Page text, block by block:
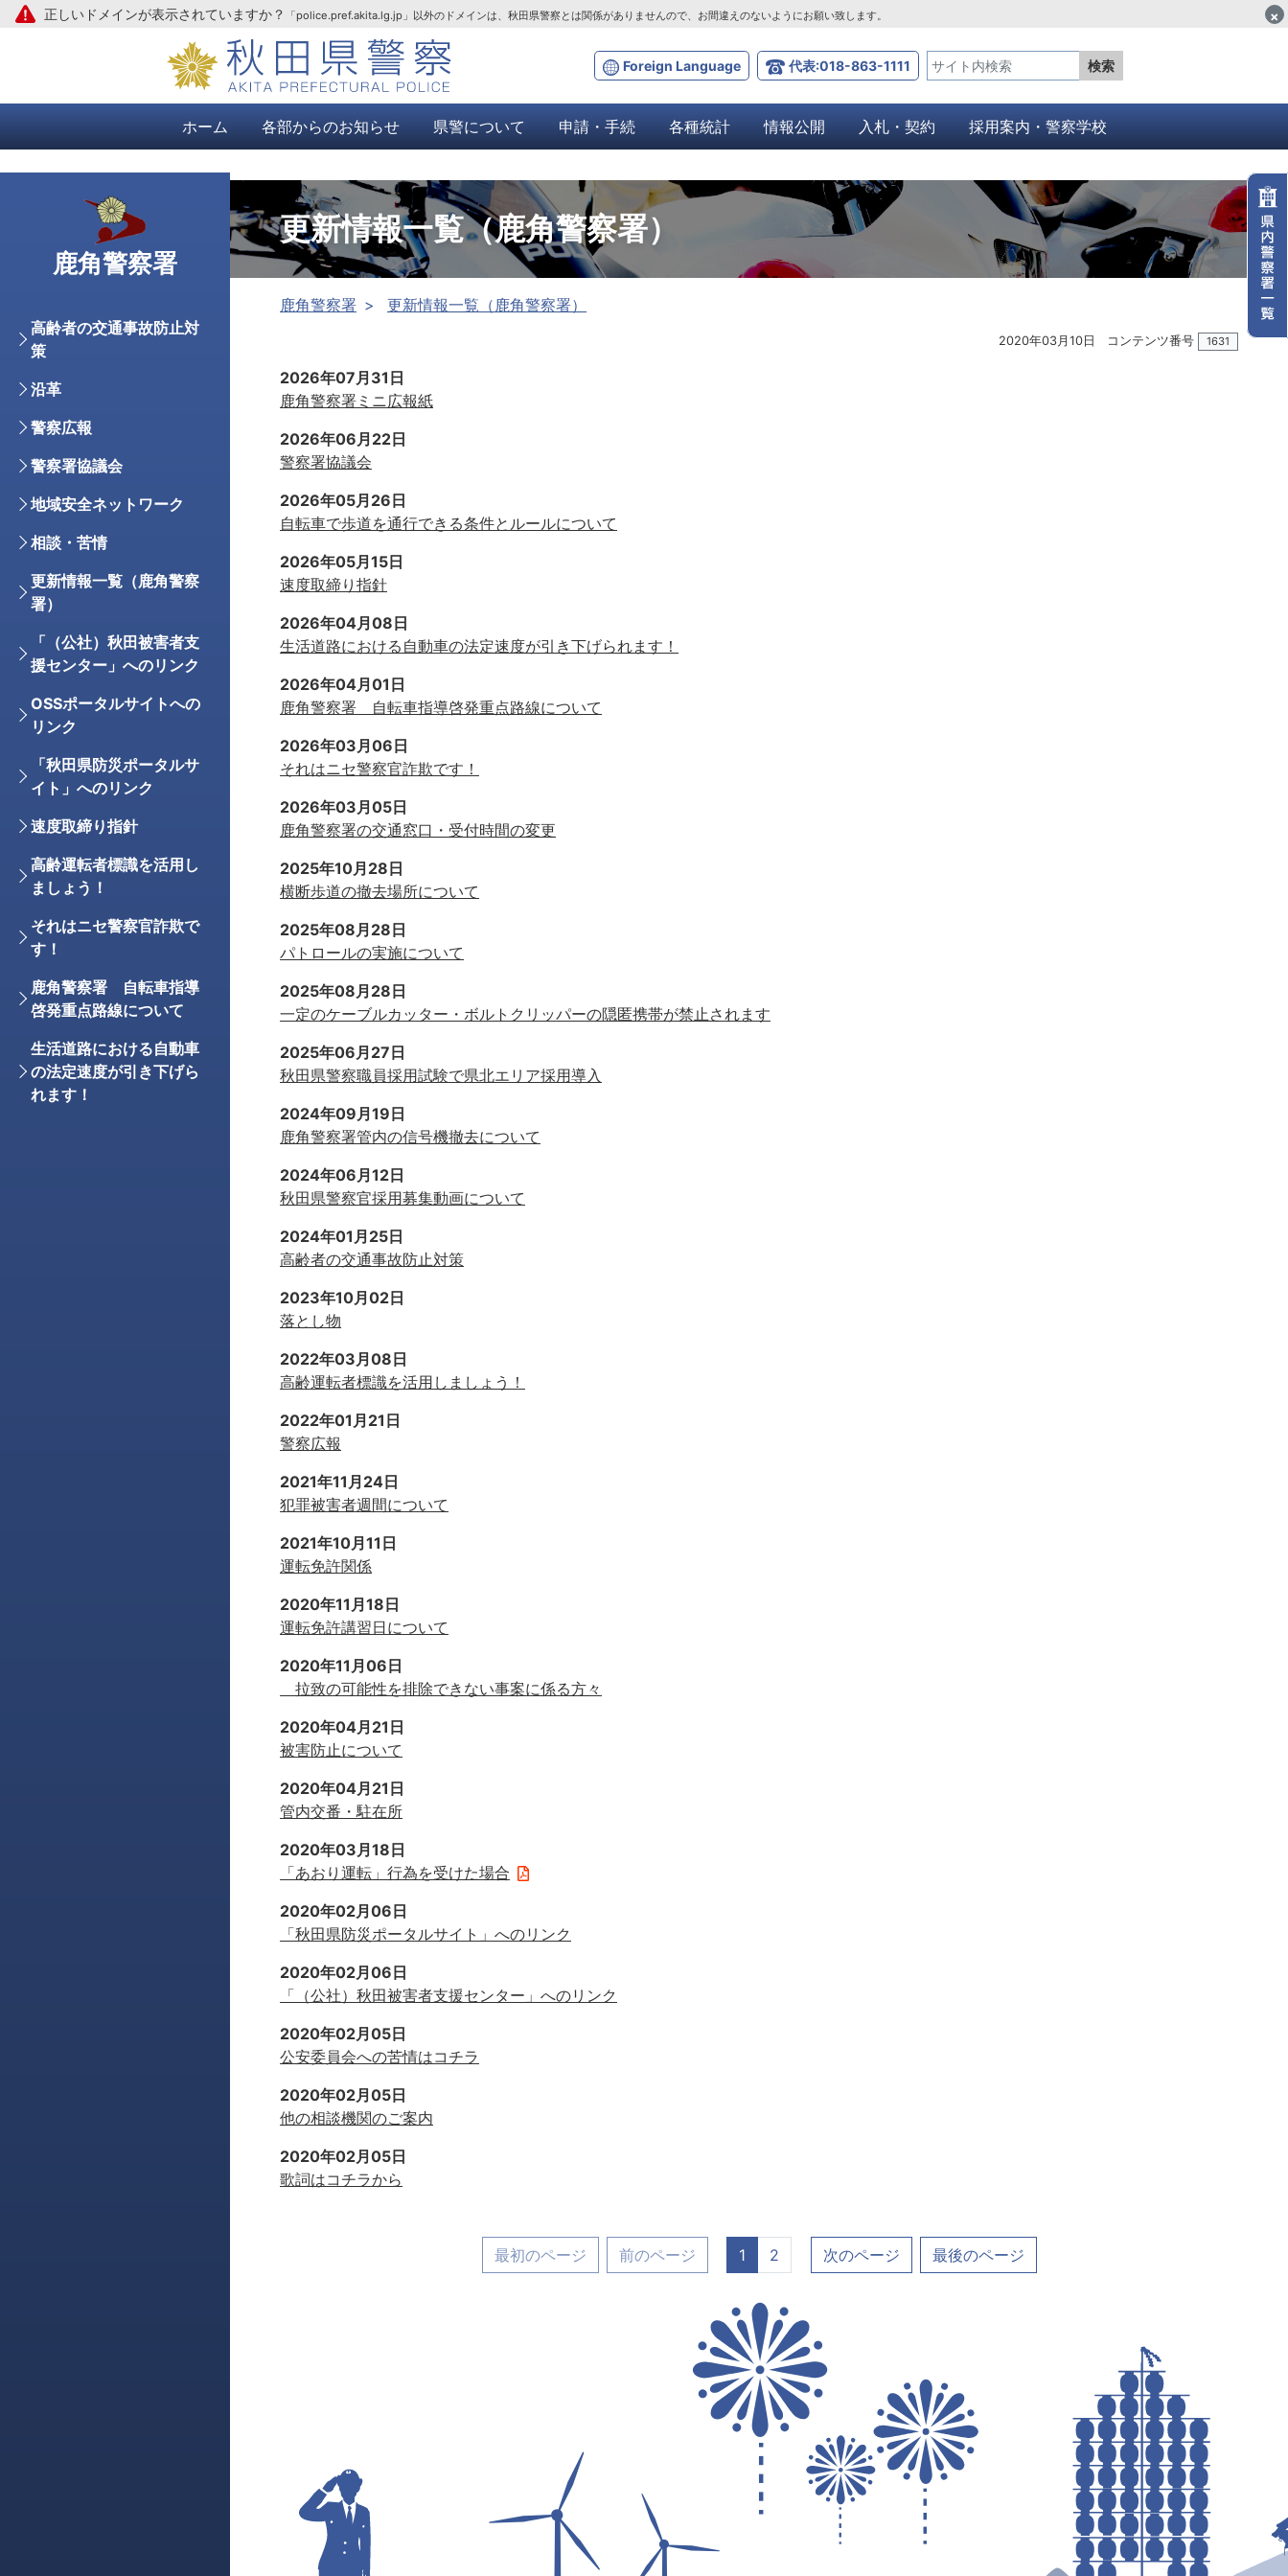
本文へ
Foreign Language 代表:018-863-1111 検索
正しいドメインが表示されていますか？ 「police.pref.akita.lg.jp」以外のドメインは、秋田県警察とは関係がありませんので、お間違えのないようにお願い致します。 ×
ホーム 各部からのお知らせ 県警について 申請・手続 各種統計 情報公開 入札・契約 採用案内・警察学校
更新情報一覧（鹿角警察署）
鹿角警察署 更新情報一覧（鹿角警察署）
2020年03月10日 コンテンツ番号 1631
2026年07月31日
鹿角警察署ミニ広報紙
2026年06月22日
警察署協議会
2026年05月26日
自転車で歩道を通行できる条件とルールについて
2026年05月15日
速度取締り指針
2026年04月08日
生活道路における自動車の法定速度が引き下げられます！
2026年04月01日
鹿角警察署 自転車指導啓発重点路線について
2026年03月06日
それはニセ警察官詐欺です！
2026年03月05日
鹿角警察署の交通窓口・受付時間の変更
2025年10月28日
横断歩道の撤去場所について
2025年08月28日
パトロールの実施について
2025年08月28日
一定のケーブルカッター・ボルトクリッパーの隠匿携帯が禁止されます
2025年06月27日
秋田県警察職員採用試験で県北エリア採用導入
2024年09月19日
鹿角警察署管内の信号機撤去について
2024年06月12日
秋田県警察官採用募集動画について
2024年01月25日
高齢者の交通事故防止対策
2023年10月02日
落とし物
2022年03月08日
高齢運転者標識を活用しましょう！
2022年01月21日
警察広報
2021年11月24日
犯罪被害者週間について
2021年10月11日
運転免許関係
2020年11月18日
運転免許講習日について
2020年11月06日
拉致の可能性を排除できない事案に係る方々
2020年04月21日
被害防止について
2020年04月21日
管内交番・駐在所
2020年03月18日
「あおり運転」行為を受けた場合
2020年02月06日
「秋田県防災ポータルサイト」へのリンク
2020年02月06日
「（公社）秋田被害者支援センター」へのリンク
2020年02月05日
公安委員会への苦情はコチラ
2020年02月05日
他の相談機関のご案内
2020年02月05日
歌詞はコチラから
最初のページ 前のページ 1 2 次のページ 最後のページ
鹿角警察署
高齢者の交通事故防止対
策
沿革
警察広報
警察署協議会
地域安全ネットワーク
相談・苦情
更新情報一覧（鹿角警察
署）
「（公社）秋田被害者支
援センター」へのリンク
OSSポータルサイトへの
リンク
「秋田県防災ポータルサ
イト」へのリンク
速度取締り指針
高齢運転者標識を活用し
ましょう！
それはニセ警察官詐欺で
す！
鹿角警察署 自転車指導
啓発重点路線について
生活道路における自動車
の法定速度が引き下げら
れます！